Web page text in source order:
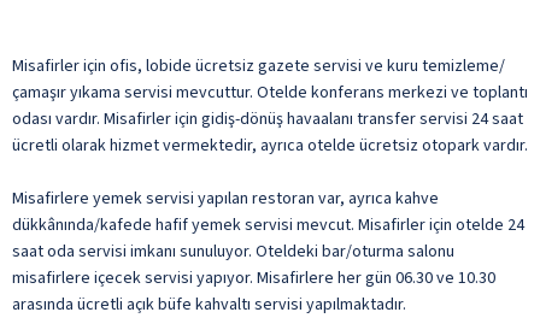
Misafirler için ofis, lobide ücretsiz gazete servisi ve kuru temizleme/
çamaşır yıkama servisi mevcuttur. Otelde konferans merkezi ve toplantı
odası vardır. Misafirler için gidiş-dönüş havaalanı transfer servisi 24 saat
ücretli olarak hizmet vermektedir, ayrıca otelde ücretsiz otopark vardır.
Misafirlere yemek servisi yapılan restoran var, ayrıca kahve
dükkânında/kafede hafif yemek servisi mevcut. Misafirler için otelde 24
saat oda servisi imkanı sunuluyor. Oteldeki bar/oturma salonu
misafirlere içecek servisi yapıyor. Misafirlere her gün 06.30 ve 10.30
arasında ücretli açık büfe kahvaltı servisi yapılmaktadır.